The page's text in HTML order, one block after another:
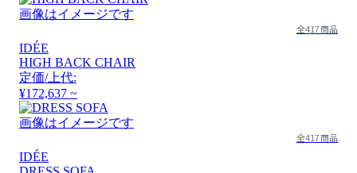
画像はイメージです
全417商品
IDÉE
HIGH BACK CHAIR
定価/上代:
¥172,637 ~
画像はイメージです
全417商品
IDÉE